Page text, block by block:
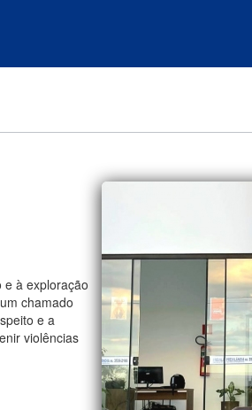
à exploração
chamado
e a
violências